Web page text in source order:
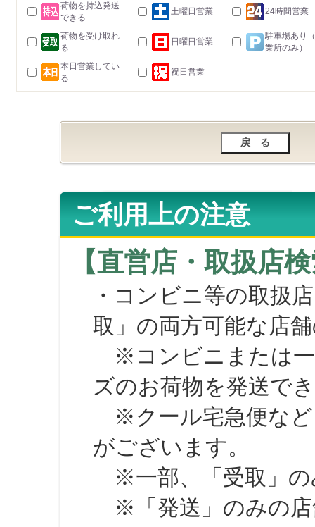
荷物を持込発送
できる
土曜日営業 24時間営業
荷物を受け取れ
る
日曜日営業
駐車場あり
業所のみ）
本日営業してい
る
祝日営業
ご利用上の注意
【直営店・取扱店
・コンビニ等の取扱
取」の両方可能な店
※コンビニまたは一
ズのお荷物を発送で
※クール宅急便など
がございます。
※一部、「受取」の
※「発送」のみの店